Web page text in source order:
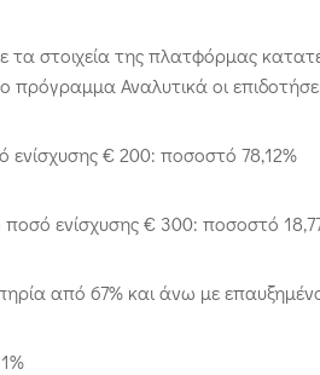
τα στοιχεία της πλατφόρμας
πρόγραμμα Αναλυτικά οι
ενίσχυσης € 200: ποσοστό 78,12%
ενίσχυσης € 300: ποσοστό
από 67% και άνω με